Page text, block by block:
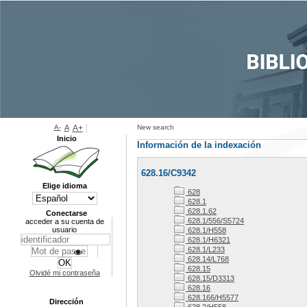
New search
Información de la indexación
628.16/C9342
628
628.1
628.1.62
628.1/556/S5724
628.1/H558
628.1/H6321
628.1/L233
628.14/L768
628.15
628.15/D3313
628.16
628.166/H5577
A- A A+
Inicio
Elige idioma
Conectarse
acceder a su cuenta de
usuario
Olvidé mi contraseña
Dirección